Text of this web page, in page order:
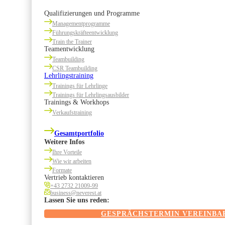
Qualifizierungen und Programme
Managementprogramme
Führungskräfteentwicklung
Train the Trainer
Teamentwicklung
Teambuilding
CSR Teambuilding
Lehrlingstraining
Trainings für Lehrlinge
Trainings für Lehrlingsausbilder
Trainings & Workhops
Verkaufstraining
Gesamtportfolio
Weitere Infos
Ihre Vorteile
Wie wir arbeiten
Formate
Vertrieb kontaktieren
+43 2732 21009-99
business@neverest.at
Lassen Sie uns reden:
GESPRÄCHSTERMIN